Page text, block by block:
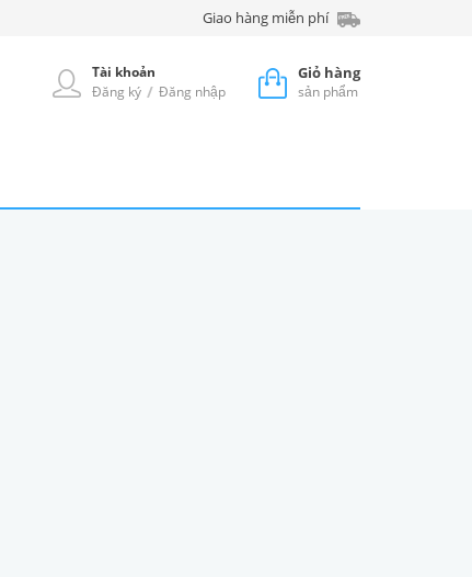
Giao hàng miễn phí
Tài khoản
Đăng ký / Đăng nhập
Giỏ hàng
sản phẩm